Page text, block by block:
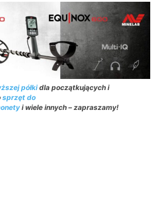
półkidla początkujących i
sprzęt do
i wiele innych – zapraszamy!